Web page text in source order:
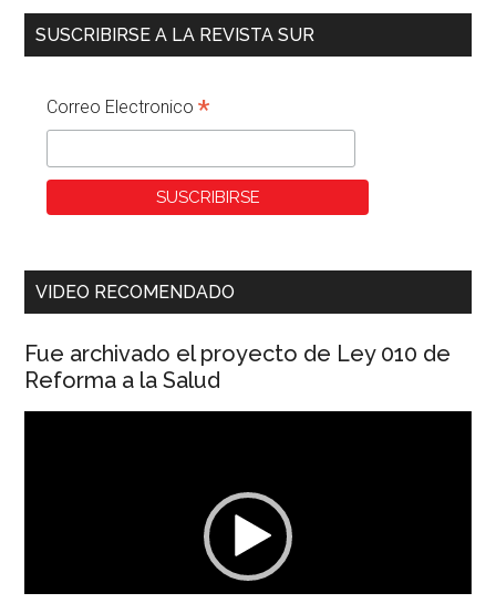
SUSCRIBIRSE A LA REVISTA SUR
Correo Electronico*
VIDEO RECOMENDADO
Fue archivado el proyecto de Ley 010 de
Reforma a la Salud